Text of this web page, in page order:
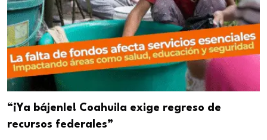
“¡Ya bájenle! Coahuila exige regreso de
recursos federales”